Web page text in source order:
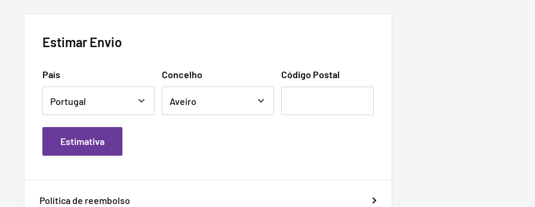
Estimar Envio
País Concelho Código Postal
Estimativa
Política de reembolso